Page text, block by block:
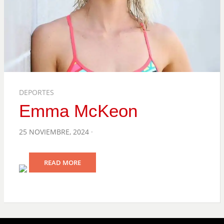
DEPORTES
Emma McKeon
POSTED
25 NOVIEMBRE, 2024
READ MORE